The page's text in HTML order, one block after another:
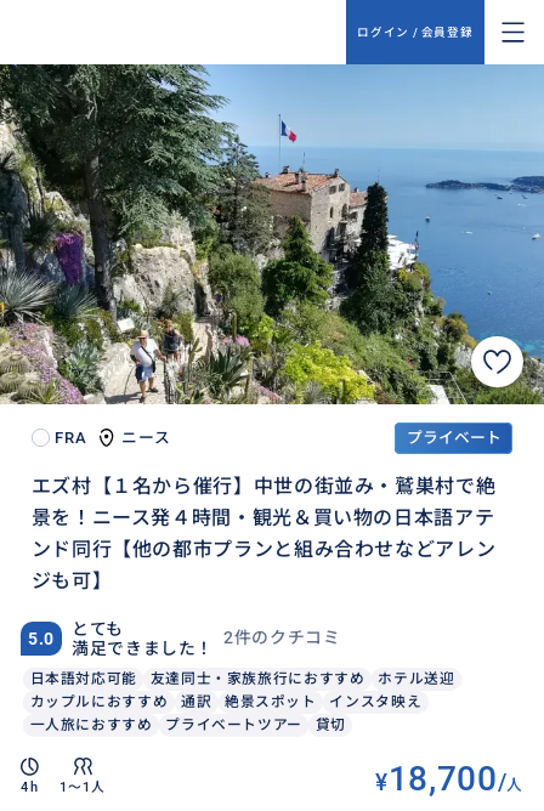
ログイン / 会員登録
FRA ニース プライベート
エズ村【１名から催行】中世の街並み・鷲巣村で絶
景を！ニース発４時間・観光＆買い物の日本語アテ
ンド同行【他の都市プランと組み合わせなどアレン
ジも可】
5.0
とても
満足できました！
2件のクチコミ
日本語対応可能 友達同士・家族旅行におすすめ
ホテル送迎
カップルにおすすめ
通訳 絶景スポット
インスタ映え
一人旅におすすめ
プライベートツアー 貸切
4h 1〜1人 ¥18,700/人